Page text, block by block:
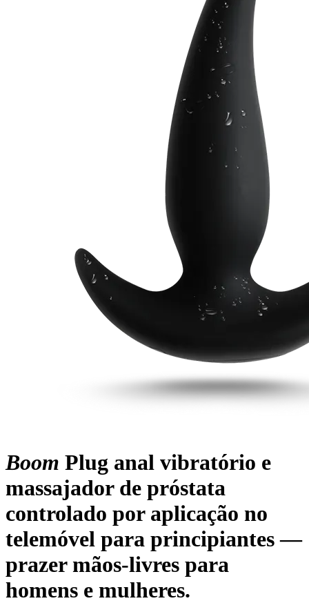
Boom Plug anal vibratório e
massajador de próstata
controlado por aplicação no
telemóvel para principiantes —
prazer mãos-livres para
homens e mulheres.